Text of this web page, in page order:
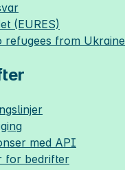
(EURES)
from Ukraine
med API
for bedrifter